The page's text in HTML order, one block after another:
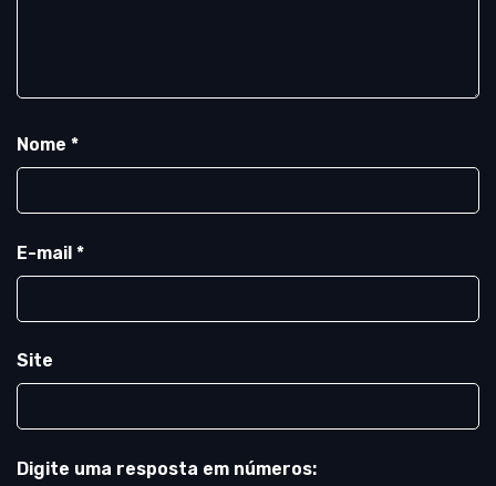
Nome *
E-mail *
Site
Digite uma resposta em números: